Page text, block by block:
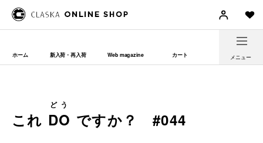
ホーム 新入荷・再入荷 Web magazine カート メニュー
これ DO
どう
ですか？ #044